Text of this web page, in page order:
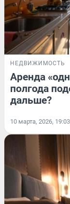
НЕДВИЖИМОСТЬ
Аренда
полгода
дальше?
10 марта, 2026, 19:03